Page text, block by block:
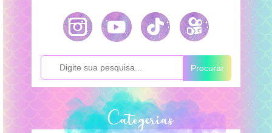
Procurar
Categorias